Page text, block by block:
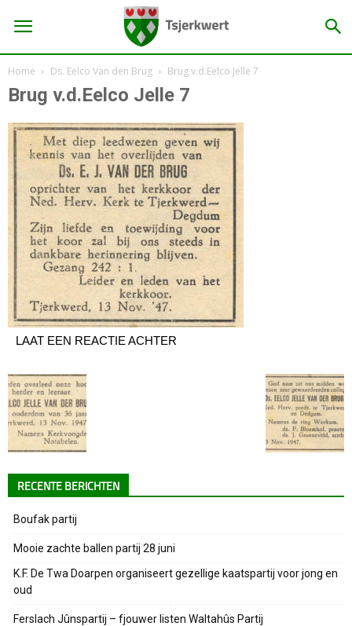
Home Ds. Eelco Van den Brug Brug v.d.Eelco Jelle 7
Brug v.d.Eelco Jelle 7
LAAT EEN REACTIE ACHTER
RECENTE BERICHTEN
Boufak partij
Mooie zachte ballen partij 28 juni
K.F. De Twa Doarpen organiseert gezellige kaatspartij voor jong en
oud
Ferslach Jûnspartij – fjouwer listen Waltahûs Partij